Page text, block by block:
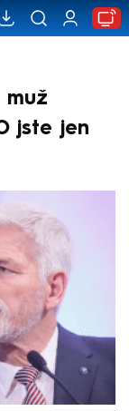
muž
jste jen